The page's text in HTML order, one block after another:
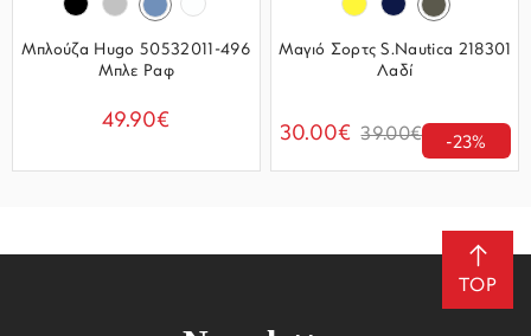
Μπλούζα Hugo 50532011-496
Μπλε Ραφ
49.90€
Μαγιό Σορτς S.Nautica 218301
Λαδί
30.00€ 39.00€ -23%
TOP